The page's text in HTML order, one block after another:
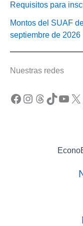
Requisitos para
Montos del SUAF
septiembre de 2026
Nuestras redes
Facebook Instagram Threads TikTok YouTube X